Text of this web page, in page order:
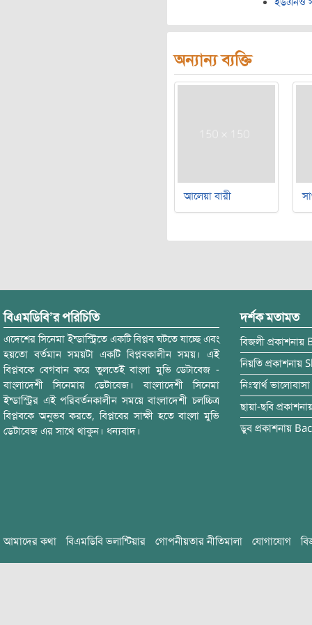
অন্যান্য ব্যক্তি
আলেয়া বারী
বিএমডিবি’র পরিচিতি
এদেশের সিনেমা ইন্ডাস্ট্রিতে একটি বিপ্লব ঘটতে যাচ্ছে এবং
হয়তো বর্তমান সময়টা একটি বিপ্লবকালীন সময়। এই
বিপ্লবকে বেগবান করে তুলতেই বাংলা মুভি ডেটাবেজ -
বাংলাদেশী সিনেমার ডেটাবেজ। বাংলাদেশী সিনেমা
ইন্ডাস্ট্রির এই পরিবর্তনকালীন সময়ে বাংলাদেশী চলচ্চিত্র
বিপ্লবকে অনুভব করতে, বিপ্লবের সাক্ষী হতে বাংলা মুভি
ডেটাবেজ এর সাথে থাকুন। ধন্যবাদ।
দর্শক মতামত
বিজলী প্রকাশনায়
নিয়তি প্রকাশনায়
নিঃস্বার্থ ভালোবাসা
ছায়া-ছবি
ডুব প্রকাশনায়
আমাদের কথা বিএমডিবি ভলান্টিয়ার গোপনীয়তার নীতিমালা যোগাযোগ